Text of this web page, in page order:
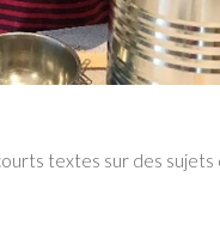
textes sur des